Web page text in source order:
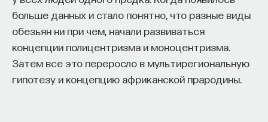
больше данных и стало понятно, что разные виды
обезьян ни при чем, начали развиваться
концепции полицентризма и моноцентризма.
Затем все это переросло в мультирегиональную
гипотезу и концепцию африканской прародины.
преодолеть существующие барьеры через
обучение, карьерное сопровождение и прямые
в
Сервис создан для всех, кто хочет найти свой